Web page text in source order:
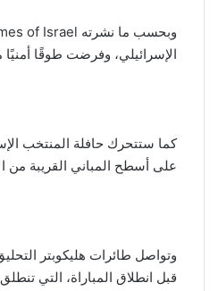
الإسرائيلي، وفرضت طوقًا
كما ستتحرك حافلة المنتخب
على أسطح المباني القريبة من
وتواصل طائرات هليكوبتر
قبل انطلاق المباراة، التي تنطلق في التاسعة و45